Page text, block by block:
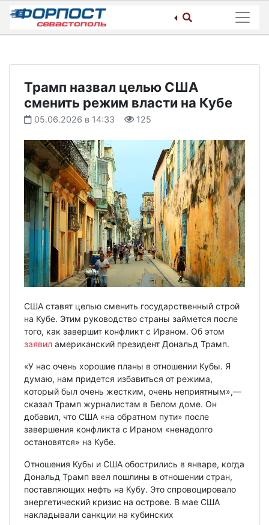
Skip
content
Трамп назвал целью США
сменить режим власти на Кубе
05.06.2026 в 14:33 125
США ставят целью сменить государственный строй
на Кубе. Этим руководство страны займется после
того, как завершит конфликт с Ираном. Об этом
заявил американский президент Дональд Трамп.
«У нас очень хорошие планы в отношении Кубы. Я
думаю, нам придется избавиться от режима,
который был очень жестким, очень неприятным»,—
сказал Трамп журналистам в Белом доме. Он
добавил, что США «на обратном пути» после
завершения конфликта с Ираном «ненадолго
остановятся» на Кубе.
Отношения Кубы и США обострились в январе, когда
Дональд Трамп ввел пошлины в отношении стран,
поставляющих нефть на Кубу. Это спровоцировало
энергетический кризис на острове. В мае США
накладывали санкции на кубинских